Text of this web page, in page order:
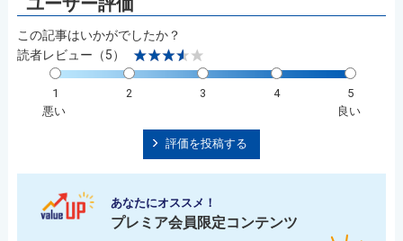
この記事はいかがでしたか？
読者レビュー（5）
1 2 3 4
5
悪い
良い
評価を投稿する
あなたにオススメ！
プレミア会員限定コンテンツ